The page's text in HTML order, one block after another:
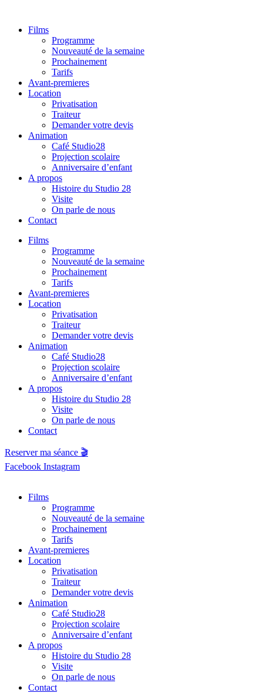
contenuFilms
Programme
Nouveauté de la semaine
Prochainement
Tarifs
Avant-premieres
Location
Privatisation
Traiteur
Demander votre devis
Animation
Café Studio28
Projection scolaire
Anniversaire d’enfant
A propos
Histoire du Studio 28
Visite
On parle de nous
Contact
Films
Programme
Nouveauté de la semaine
Prochainement
Tarifs
Avant-premieres
Location
Privatisation
Traiteur
Demander votre devis
Animation
Café Studio28
Projection scolaire
Anniversaire d’enfant
A propos
Histoire du Studio 28
Visite
On parle de nous
Contact
Reserver ma séance 🎬
Facebook Instagram
Films
Programme
Nouveauté de la semaine
Prochainement
Tarifs
Avant-premieres
Location
Privatisation
Traiteur
Demander votre devis
Animation
Café Studio28
Projection scolaire
Anniversaire d’enfant
A propos
Histoire du Studio 28
Visite
On parle de nous
Contact